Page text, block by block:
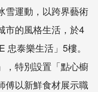
雪運動，以跨界藝術
市的風格生活，於4
忠泰樂生活」5樓。
，特別設置「點心櫥
傅以新鮮食材展示職